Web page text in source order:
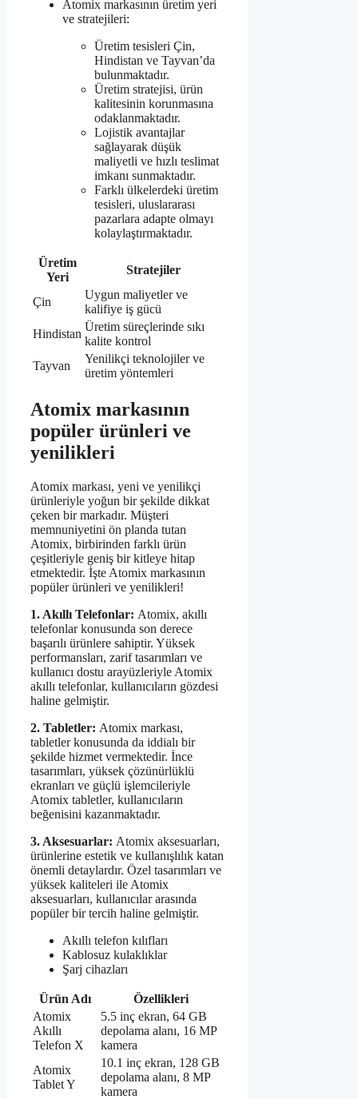
Atomix markasının üretim yeri
ve stratejileri:
Üretim tesisleri Çin,
Hindistan ve Tayvan’da
bulunmaktadır.
Üretim stratejisi, ürün
kalitesinin korunmasına
odaklanmaktadır.
Lojistik avantajlar
sağlayarak düşük
maliyetli ve hızlı teslimat
imkanı sunmaktadır.
Farklı ülkelerdeki üretim
tesisleri, uluslararası
pazarlara adapte olmayı
kolaylaştırmaktadır.
Üretim
Yeri
Stratejiler
Çin
Uygun maliyetler ve
kalifiye iş gücü
Hindistan
Üretim süreçlerinde sıkı
kalite kontrol
Tayvan
Yenilikçi teknolojiler ve
üretim yöntemleri
Atomix markasının
popüler ürünleri ve
yenilikleri
Atomix markası, yeni ve yenilikçi
ürünleriyle yoğun bir şekilde dikkat
çeken bir markadır. Müşteri
memnuniyetini ön planda tutan
Atomix, birbirinden farklı ürün
çeşitleriyle geniş bir kitleye hitap
etmektedir. İşte Atomix markasının
popüler ürünleri ve yenilikleri!
1. Akıllı Telefonlar: Atomix, akıllı
telefonlar konusunda son derece
başarılı ürünlere sahiptir. Yüksek
performansları, zarif tasarımları ve
kullanıcı dostu arayüzleriyle Atomix
akıllı telefonlar, kullanıcıların gözdesi
haline gelmiştir.
2. Tabletler: Atomix markası,
tabletler konusunda da iddialı bir
şekilde hizmet vermektedir. İnce
tasarımları, yüksek çözünürlüklü
ekranları ve güçlü işlemcileriyle
Atomix tabletler, kullanıcıların
beğenisini kazanmaktadır.
3. Aksesuarlar: Atomix aksesuarları,
ürünlerine estetik ve kullanışlılık katan
önemli detaylardır. Özel tasarımları ve
yüksek kaliteleri ile Atomix
aksesuarları, kullanıcılar arasında
popüler bir tercih haline gelmiştir.
Akıllı telefon kılıfları
Kablosuz kulaklıklar
Şarj cihazları
Ürün Adı
Özellikleri
Atomix
Akıllı
Telefon X
5.5 inç ekran, 64 GB
depolama alanı, 16 MP
kamera
Atomix
Tablet Y
10.1 inç ekran, 128 GB
depolama alanı, 8 MP
kamera